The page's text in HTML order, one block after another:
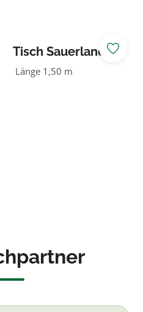
Tisch Sauerland
0,71 m breit
Länge 1,50 m